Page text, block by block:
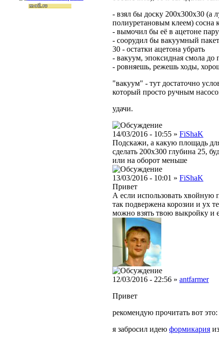
- взял бы доску 200х300х30 (а
полиуретановым клеем) сосна
- вымочил бы её в ацетоне
- соорудил бы вакуумный
30 - остатки ацетона убрать
- вакуум, эпоксидная смола до
- ровняешь, режешь ходы,
"вакуум" - тут достаточно
который просто ручным
удачи.
14/03/2016 - 10:55 » FiShaK
Подскажи, а какую площадь
сделать 200х300 глубина 25,
или на оборот меньше
13/03/2016 - 10:01 » FiShaK
Привет
А если использовать хвойную
так подвержена корозии и ух
можно взять твою выкройку и
12/03/2016 - 22:56 » antfarmer
Привет
рекомендую прочитать вот это:
я забросил идею формикария